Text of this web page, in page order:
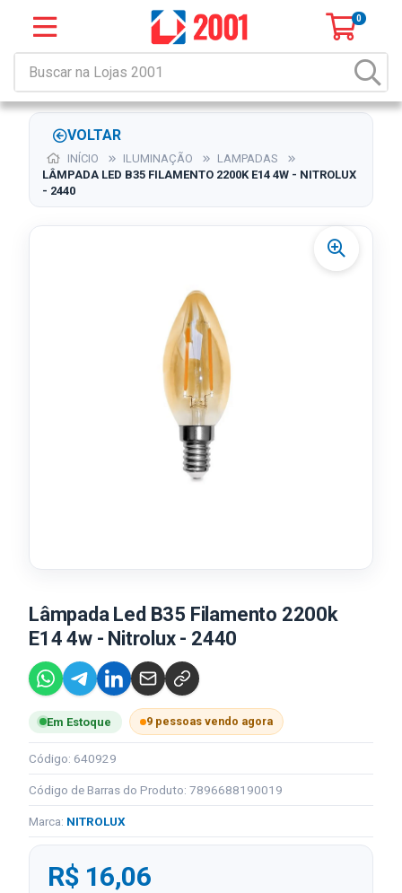
0
VOLTAR
INÍCIO ILUMINAÇÃO
LAMPADAS
LÂMPADA LED B35 FILAMENTO 2200K E14 4W - NITROLUX
- 2440
Lâmpada Led B35 Filamento 2200k
E14 4w - Nitrolux - 2440
Em Estoque 9 pessoas vendo agora
Código: 640929
Código de Barras do Produto: 7896688190019
Marca: NITROLUX
R$ 16,06